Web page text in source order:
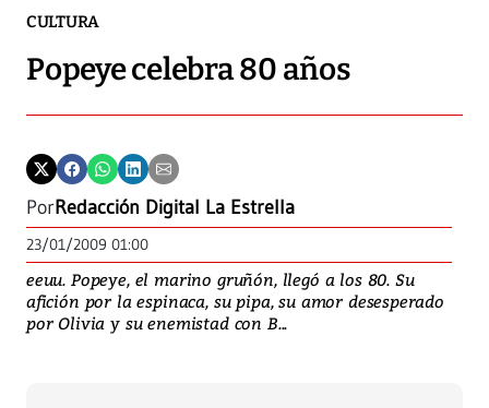
CULTURA
Popeye celebra 80 años
PorRedacción Digital La Estrella
23/01/2009 01:00
eeuu. Popeye, el marino gruñón, llegó a los 80. Su
afición por la espinaca, su pipa, su amor desesperado
por Olivia y su enemistad con B...